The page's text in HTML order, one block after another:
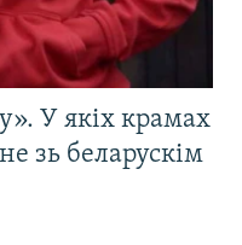
У якіх крамах
зь беларускім